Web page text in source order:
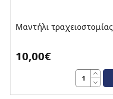
Μαντήλι τραχειοστομίας
10,00€